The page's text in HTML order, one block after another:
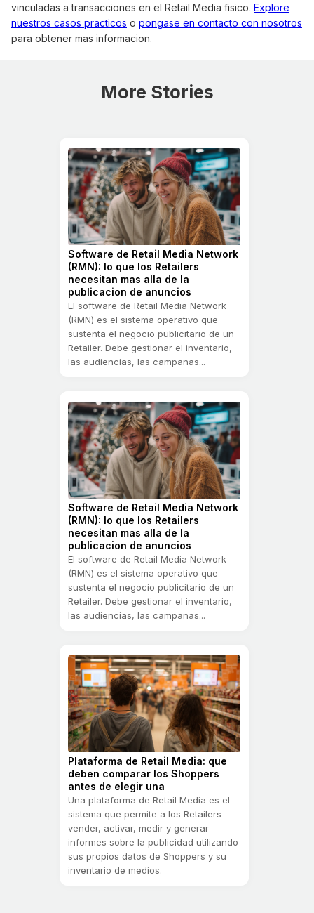
vinculadas a transacciones en el Retail Media fisico. Explore
nuestros casos practicos o pongase en contacto con nosotros
para obtener mas informacion.
More Stories
Software de Retail Media Network
(RMN): lo que los Retailers
necesitan mas alla de la
publicacion de anuncios
El software de Retail Media Network
(RMN) es el sistema operativo que
sustenta el negocio publicitario de un
Retailer. Debe gestionar el inventario,
las audiencias, las campanas...
Software de Retail Media Network
(RMN): lo que los Retailers
necesitan mas alla de la
publicacion de anuncios
El software de Retail Media Network
(RMN) es el sistema operativo que
sustenta el negocio publicitario de un
Retailer. Debe gestionar el inventario,
las audiencias, las campanas...
Plataforma de Retail Media: que
deben comparar los Shoppers
antes de elegir una
Una plataforma de Retail Media es el
sistema que permite a los Retailers
vender, activar, medir y generar
informes sobre la publicidad utilizando
sus propios datos de Shoppers y su
inventario de medios.